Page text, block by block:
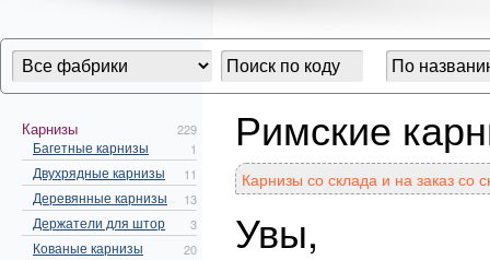
Карнизы 229
Багетные карнизы 1
Двухрядные карнизы 11
Деревянные карнизы 13
Держатели для штор 3
Кованые карнизы 20
Римские
Карнизы со склада и на заказ
Увы,